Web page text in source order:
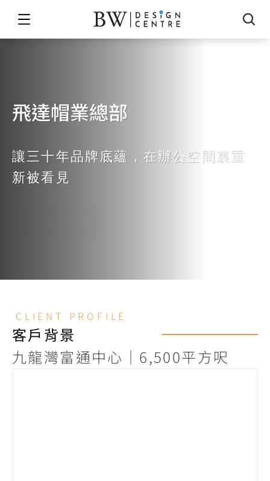
飛達帽業總部
讓三十年品牌底蘊，在辦公空間裏重
新被看見
CLIENT PROFILE
客戶背景
九龍灣富通中心｜6,500平方呎